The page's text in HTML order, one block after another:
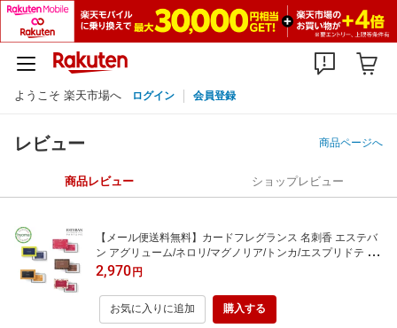
ようこそ 楽天市場へ ログイン 会員登録
レビュー 商品ページへ
商品レビュー ショップレビュー
【メール便送料無料】カードフレグランス 名刺香 エステバ
ン アグリューム/ネロリ/マグノリア/トンカ/エスプリドテ お
名刺入れ/お財布/お手紙/小さなスペースに 日本香堂 ESTEB
AN
2,970円
お気に入りに追加 購入する